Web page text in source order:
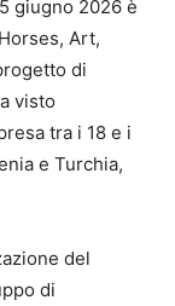
giugno 2026 è
Art,
di
visto
tra i 18 e i
e Turchia,
del
di